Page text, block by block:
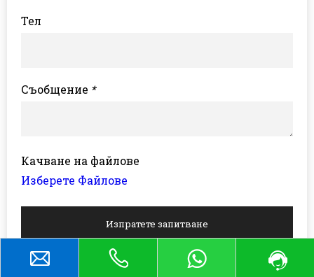
Тел
*
Съобщение
Качване на файлове
Изберете Файлове
Изпратете запитване